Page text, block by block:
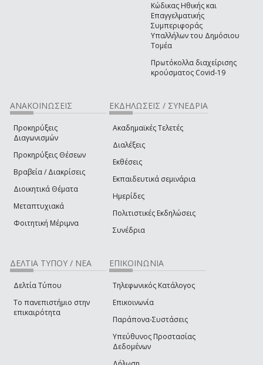
Κώδικας Ηθικής και
Επαγγελματικής
Συμπεριφοράς
Υπαλλήλων του Δημόσιου
Τομέα
Πρωτόκολλα διαχείρισης
κρούσματος Covid-19
ΑΝΑΚΟΙΝΩΣΕΙΣ
Προκηρύξεις
Διαγωνισμών
Προκηρύξεις Θέσεων
Βραβεία / Διακρίσεις
Διοικητικά Θέματα
Μεταπτυχιακά
Φοιτητική Μέριμνα
ΕΚΔΗΛΩΣΕΙΣ / ΣΥΝΕΔΡΙΑ
Ακαδημαϊκές Τελετές
Διαλέξεις
Εκθέσεις
Εκπαιδευτικά σεμινάρια
Ημερίδες
Πολιτιστικές Εκδηλώσεις
Συνέδρια
ΔΕΛΤΙΑ ΤΥΠΟΥ / ΝΕΑ
Δελτία Τύπου
Το πανεπιστήμιο στην
επικαιρότητα
ΕΠΙΚΟΙΝΩΝΙΑ
Τηλεφωνικός Κατάλογος
Επικοινωνία
Παράπονα-Συστάσεις
Υπεύθυνος Προστασίας
Δεδομένων